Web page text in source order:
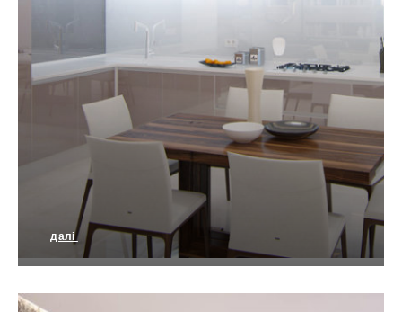
Сучасні пастельні тони
далі